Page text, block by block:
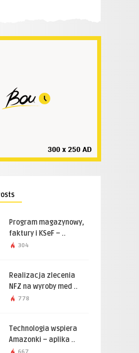
Program magazynowy,
faktury i KSeF – ..
304
Realizacja zlecenia
NFZ na wyroby med ..
778
Technologia wspiera
Amazonki – aplika ..